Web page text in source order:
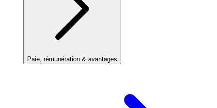
Paie, rémunération & avantages